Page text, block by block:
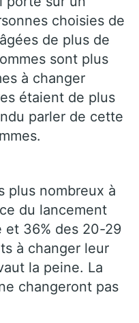
choisies de
de plus de
sont plus
à changer
étaient de plus
parler de cette
plus nombreux à
du lancement
et 36% des 20-29
à changer leur
la peine. La
changeront pas